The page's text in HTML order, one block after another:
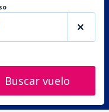
Buscar vuelo